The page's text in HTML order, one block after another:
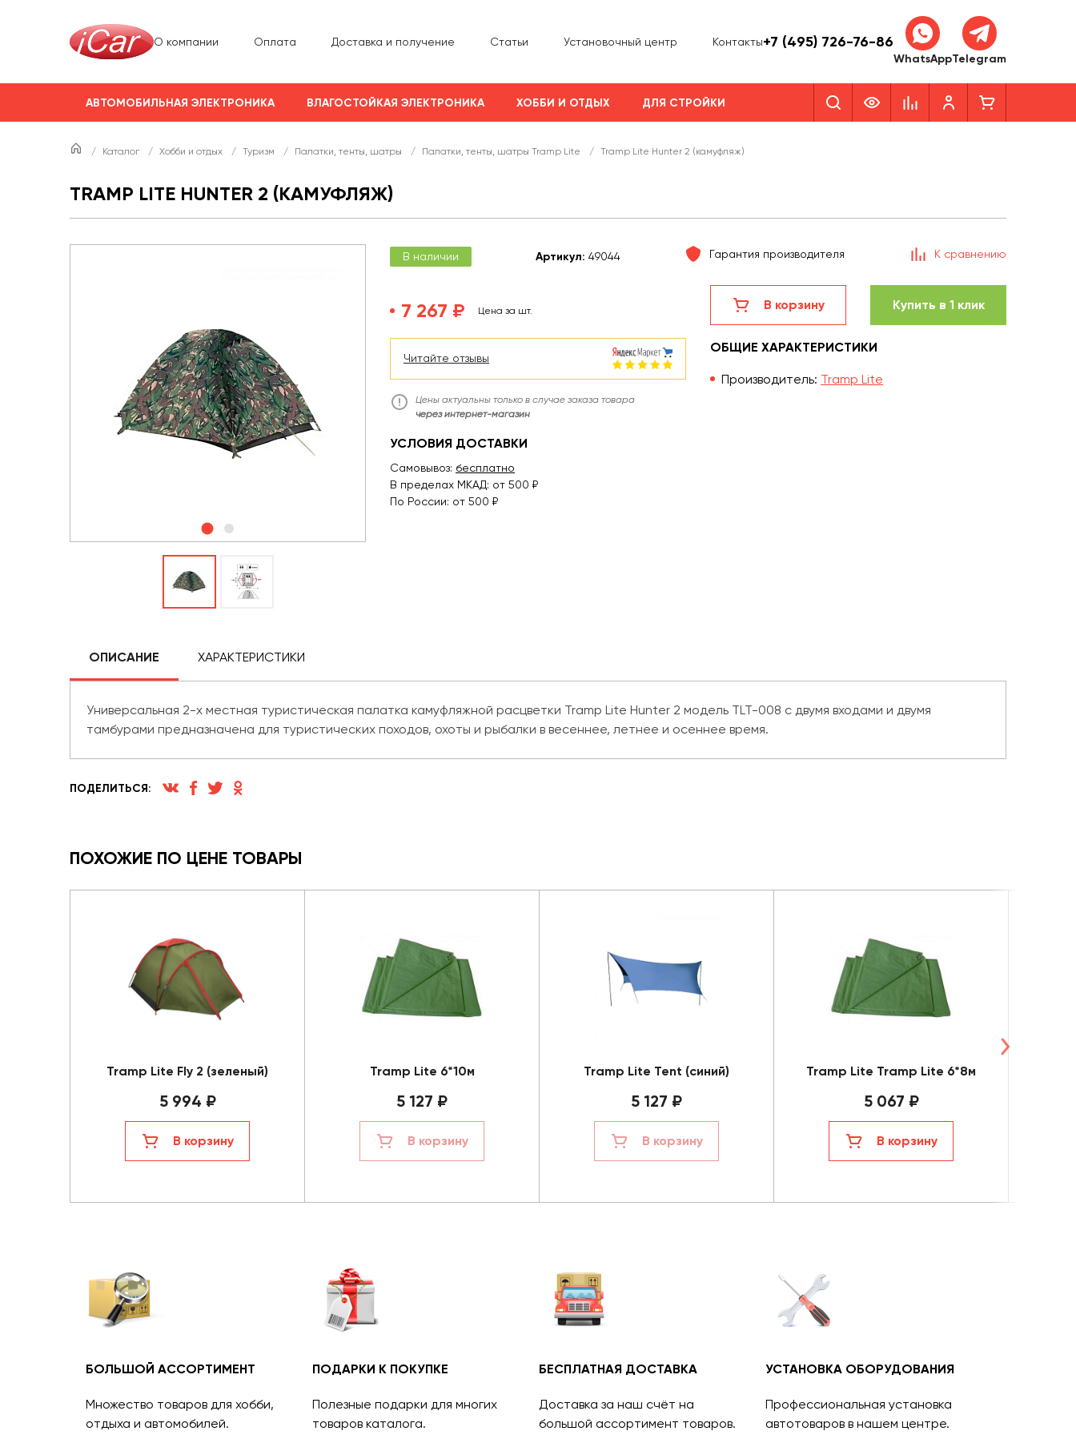
О компании Оплата Доставка и получение Статьи Установочный центр Контакты+7 (495) 726-76-86
WhatsAppTelegram
АВТОМОБИЛЬНАЯ ЭЛЕКТРОНИКА ВЛАГОСТОЙКАЯ ЭЛЕКТРОНИКА ХОББИ И ОТДЫХ ДЛЯ СТРОЙКИ
/ Каталог / Хобби и отдых / Туризм / Палатки, тенты, шатры / Палатки, тенты, шатры Tramp Lite / Tramp Lite Hunter 2 (камуфляж)
TRAMP LITE HUNTER 2 (КАМУФЛЯЖ)
В наличии Артикул: 49044 Гарантия производителя К сравнению
7 267 ₽ Цена за шт.
Читайте отзывы
Цены актуальны только в случае заказа товара
через интернет-магазин
УСЛОВИЯ ДОСТАВКИ
Самовывоз: бесплатно
В пределах МКАД: от 500 ₽
По России: от 500 ₽
В корзину Купить в 1 клик
ОБЩИЕ ХАРАКТЕРИСТИКИ
Производитель: Tramp Lite
ОПИСАНИЕ ХАРАКТЕРИСТИКИ
Универсальная 2-х местная туристическая палатка камуфляжной расцветки Tramp Lite Hunter 2 модель TLT-008 с двумя входами и двумя
тамбурами предназначена для туристических походов, охоты и рыбалки в весеннее, летнее и осеннее время.
ПОДЕЛИТЬСЯ:
ПОХОЖИЕ ПО ЦЕНЕ ТОВАРЫ
Tramp Lite Fly 2 (зеленый)
5 994 ₽
В корзину
Tramp Lite 6*10м
5 127 ₽
В корзину
Tramp Lite Tent (синий)
5 127 ₽
В корзину
Tramp Lite Tramp Lite 6*8м
5 067 ₽
В корзину
БОЛЬШОЙ АССОРТИМЕНТ
Множество товаров для хобби,
отдыха и автомобилей.
ПОДАРКИ К ПОКУПКЕ
Полезные подарки для многих
товаров каталога.
БЕСПЛАТНАЯ ДОСТАВКА
Доставка за наш счёт на
большой ассортимент товаров.
УСТАНОВКА ОБОРУДОВАНИЯ
Профессиональная установка
автотоваров в нашем центре.